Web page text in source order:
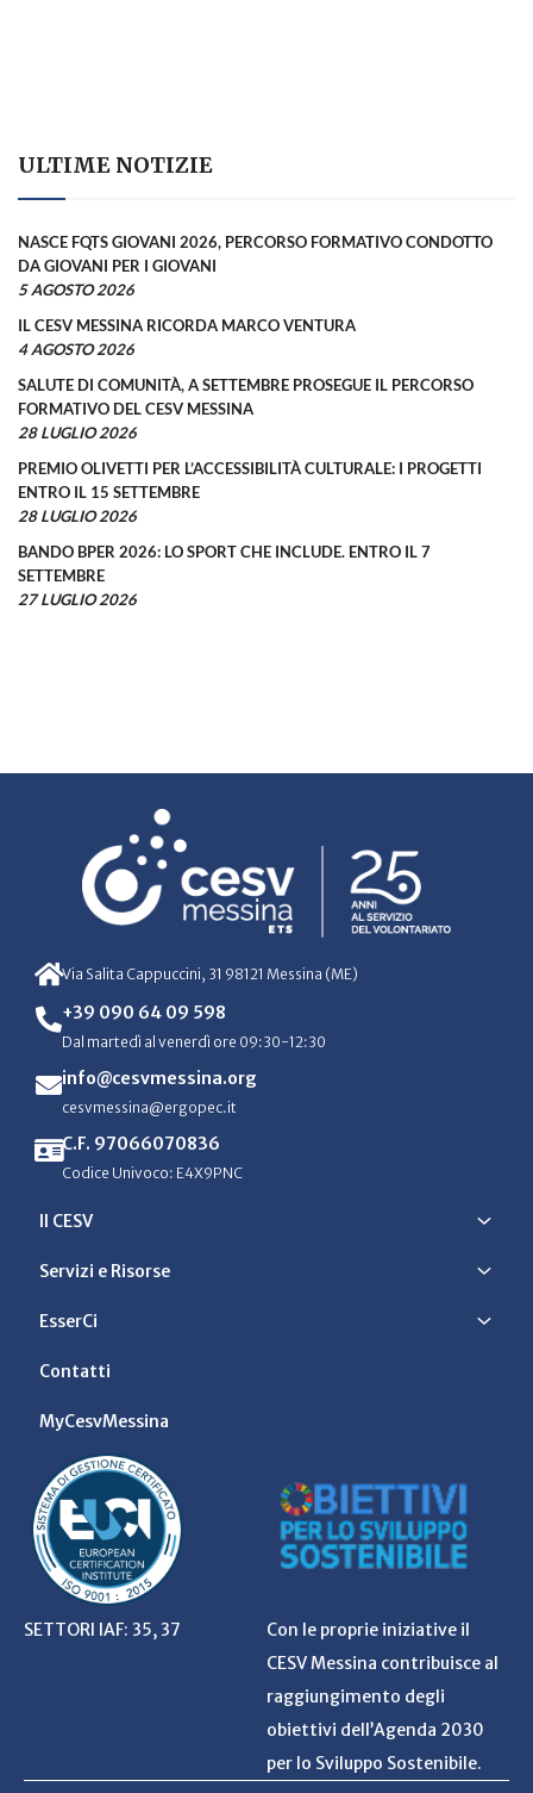
ULTIME NOTIZIE
NASCE FQTS GIOVANI 2026, PERCORSO FORMATIVO CONDOTTO
DA GIOVANI PER I GIOVANI
5 AGOSTO 2026
IL CESV MESSINA RICORDA MARCO VENTURA
4 AGOSTO 2026
SALUTE DI COMUNITÀ, A SETTEMBRE PROSEGUE IL PERCORSO
FORMATIVO DEL CESV MESSINA
28 LUGLIO 2026
PREMIO OLIVETTI PER L’ACCESSIBILITÀ CULTURALE: I PROGETTI
ENTRO IL 15 SETTEMBRE
28 LUGLIO 2026
BANDO BPER 2026: LO SPORT CHE INCLUDE. ENTRO IL 7
SETTEMBRE
27 LUGLIO 2026
Via Salita Cappuccini, 31 98121 Messina (ME)
+39 090 64 09 598
Dal martedì al venerdì ore 09:30-12:30
info@cesvmessina.org
cesvmessina@ergopec.it
C.F. 97066070836
Codice Univoco: E4X9PNC
Il CESV
Servizi e Risorse
EsserCi
Contatti
MyCesvMessina
SETTORI IAF: 35, 37
Con le proprie iniziative il
CESV Messina contribuisce al
raggiungimento degli
obiettivi dell’Agenda 2030
per lo Sviluppo Sostenibile.